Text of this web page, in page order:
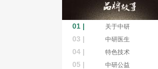
01 | 关于中研
03 | 中研医生
04 | 特色技术
05 | 中研公益